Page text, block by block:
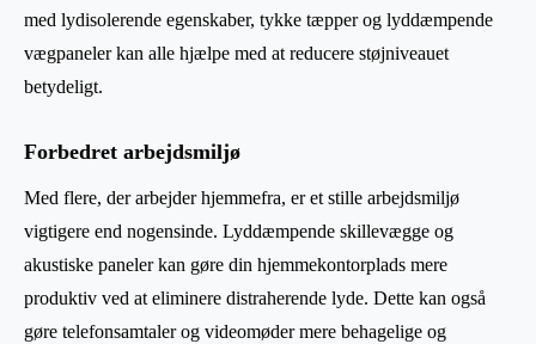
med lydisolerende egenskaber, tykke tæpper og lyddæmpende
vægpaneler kan alle hjælpe med at reducere støjniveauet
betydeligt.
Forbedret arbejdsmiljø
Med flere, der arbejder hjemmefra, er et stille arbejdsmiljø
vigtigere end nogensinde. Lyddæmpende skillevægge og
akustiske paneler kan gøre din hjemmekontorplads mere
produktiv ved at eliminere distraherende lyde. Dette kan også
gøre telefonsamtaler og videomøder mere behagelige og